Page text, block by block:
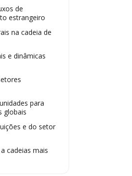
de
estrangeiro
na cadeia de
e dinâmicas
para
globais
e do setor
cadeias mais